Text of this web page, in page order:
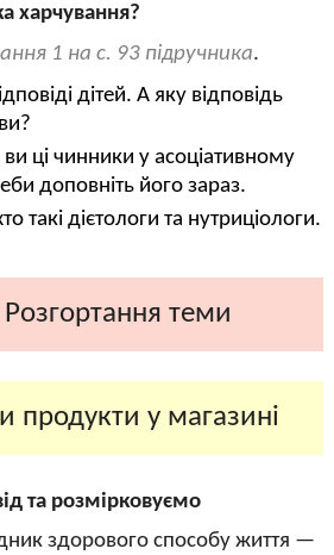
харчування?
1 на с. 93 підручника.
дітей. А яку відповідь
ці чинники у асоціативному
доповніть його зараз.
такі дієтологи та нутриціологи.
Розгортання теми
продукти у магазині
та розмірковуємо
здорового способу життя —